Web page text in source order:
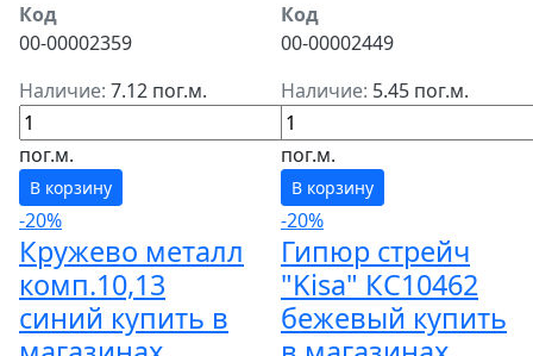
Код
00-00002359
Наличие: 7.12 пог.м.
пог.м.
В корзину
Код
00-00002449
Наличие: 5.45 пог.м.
пог.м.
В корзину
-20%
Кружево металл
комп.10,13
синий купить в
-20%
Гипюр стрейч
"Kisa" КС10462
бежевый купить